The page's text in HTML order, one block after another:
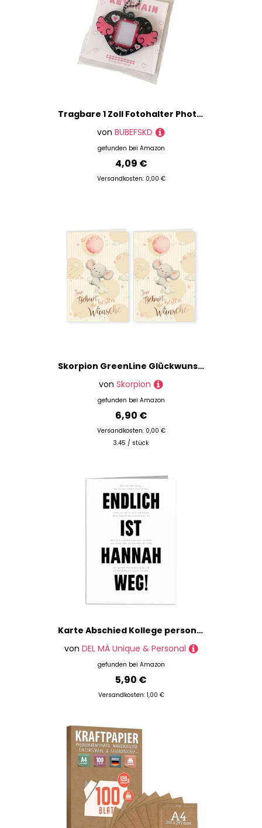
Tragbare 1 Zoll Fotohalter Photokardhalter Mit Keychain Heart Wing Hard Card Ordner Für Studentenbüroarbeiter
von BUBEFSKD
gefunden bei Amazon
4,09 €
Versandkosten: 0,00 €
Skorpion GreenLine Glückwunschkarten zur Geburt 2 Stück mit Umschlag | Baby Glückwünsche für Mädchen | Klappkarte aus 100% baumfreien Zuckerrohrpapier, Plastikfreie Verpackung | 11,5x17cm Papeterie
von Skorpion
gefunden bei Amazon
6,90 €
Versandkosten: 0,00 €
3.45 / stück
Karte Abschied Kollege personalisierte Abschiedskarte Kollegin Abschiedsgeschenk Kollegen Jobwechsel Grußkarte Klappkarte mit Umschlag 10,5 x 14,8 cm
von DEL MÀ Unique & Personal
gefunden bei Amazon
5,90 €
Versandkosten: 1,00 €